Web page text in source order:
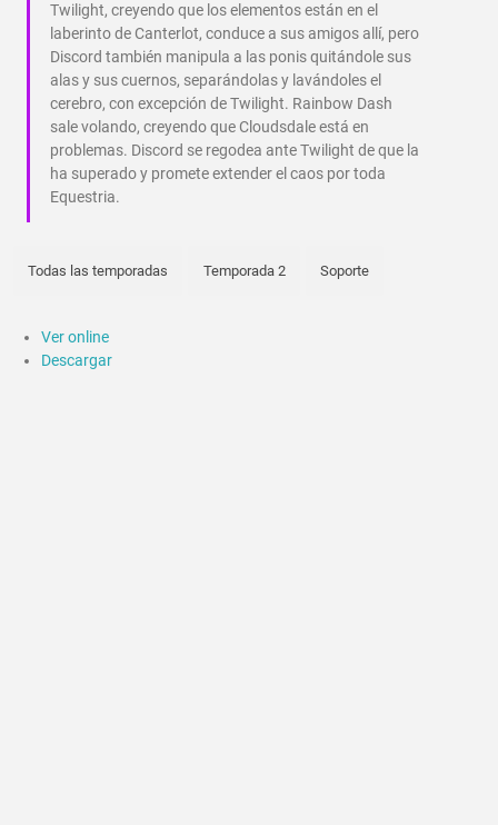
Twilight, creyendo que los elementos están en el
laberinto de Canterlot, conduce a sus amigos allí, pero
Discord también manipula a las ponis quitándole sus
alas y sus cuernos, separándolas y lavándoles el
cerebro, con excepción de Twilight. Rainbow Dash
sale volando, creyendo que Cloudsdale está en
problemas. Discord se regodea ante Twilight de que la
ha superado y promete extender el caos por toda
Equestria.
Todas las temporadas Temporada 2 Soporte
Ver online
Descargar